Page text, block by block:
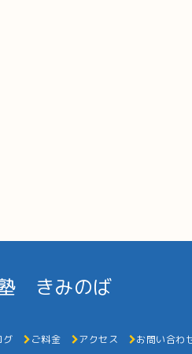
きみのば
グ ご料金 アクセス お問い合わ